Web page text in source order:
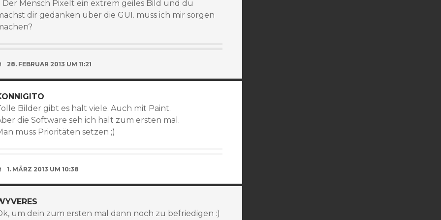
Der Mensch Pixelt ein extrem geiles Bild und du
dir gedanken über die GUI. muss ich mir sorgen
28. FEBRUAR 2013 UM 11:21
Bilder gibt es halt viele. Auch mit Paint.
die Software seh ich halt zum ersten mal.
muss Prioritäten setzen ;)
1. MÄRZ 2013 UM 10:38
um dein zum ersten mal dann noch zu befriedigen :)